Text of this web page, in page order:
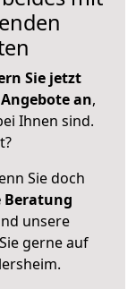
Sie jetzt
an,
Ihnen sind.
Sie doch
Beratung
unsere
gerne auf